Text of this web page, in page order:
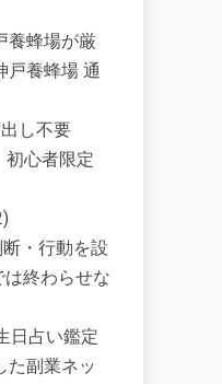
養蜂場が厳
戸養蜂場 通
し不要
初心者限定
・行動を設
終わらせな
日占い鑑定
た副業ネッ